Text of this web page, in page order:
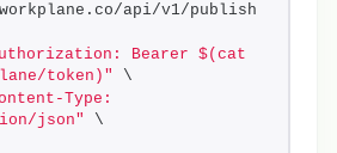
api/v1/publish
Bearer $(cat
token)"
\
Type:
json"
\